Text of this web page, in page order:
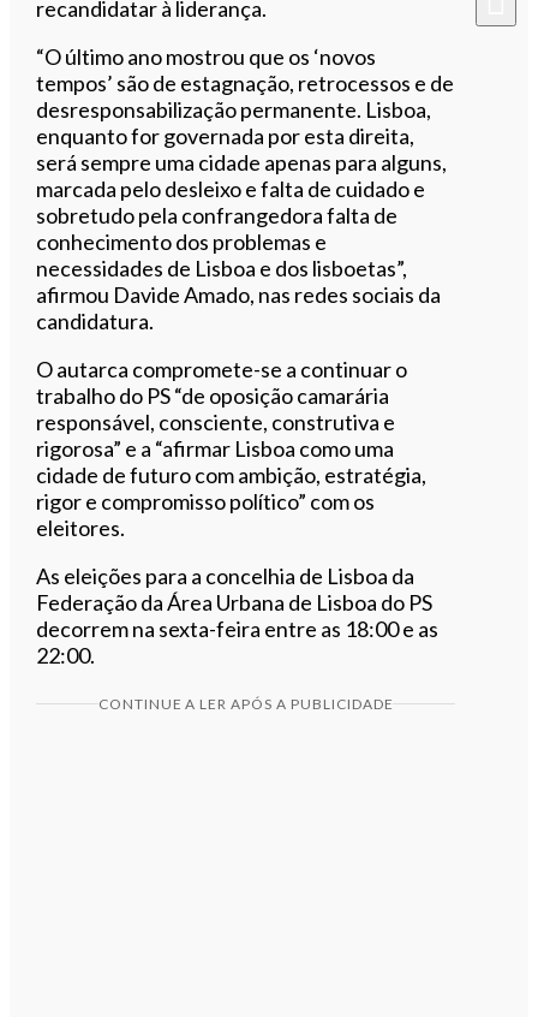
recandidatar à liderança.
“O último ano mostrou que os ‘novos
tempos’ são de estagnação, retrocessos e de
desresponsabilização permanente. Lisboa,
enquanto for governada por esta direita,
será sempre uma cidade apenas para alguns,
marcada pelo desleixo e falta de cuidado e
sobretudo pela confrangedora falta de
conhecimento dos problemas e
necessidades de Lisboa e dos lisboetas”,
afirmou Davide Amado, nas redes sociais da
candidatura.
O autarca compromete-se a continuar o
trabalho do PS “de oposição camarária
responsável, consciente, construtiva e
rigorosa” e a “afirmar Lisboa como uma
cidade de futuro com ambição, estratégia,
rigor e compromisso político” com os
eleitores.
As eleições para a concelhia de Lisboa da
Federação da Área Urbana de Lisboa do PS
decorrem na sexta-feira entre as 18:00 e as
22:00.
CONTINUE A LER APÓS A PUBLICIDADE